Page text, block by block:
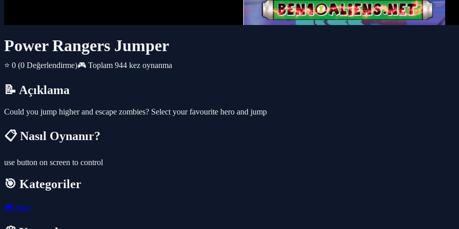
Power Rangers Jumper
⭐ 0 (0 Değerlendirme)🎮 Toplam 944 kez oynanma
📝 Açıklama
Could you jump higher and escape zombies? Select your favourite hero and jump
📋 Nasıl Oynanır?
use button on screen to control
🎯 Kategoriler
🎮 Spor